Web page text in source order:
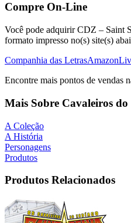
Compre On-Line
Você pode adquirir CDZ – Saint
formato impresso no(s) site(s)
Companhia das LetrasAmazon
Encontre mais pontos de vendas
Mais Sobre Cavaleiros
A Coleção
A História
Personagens
Produtos
Produtos Relacionados